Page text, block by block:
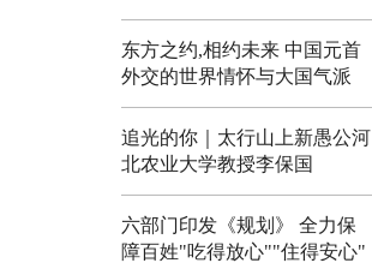
东方之约,相约未来 中国元首
外交的世界情怀与大国气派
追光的你｜太行山上新愚公河
北农业大学教授李保国
六部门印发《规划》 全力保
障百姓"吃得放心""住得安心"